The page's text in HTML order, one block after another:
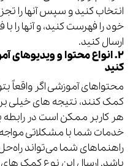
انتخاب کنید و سپس آنها را
خود را فهرست کنید، و آنها را
ارسال کنید.
۲. انواع محتوا و ویدیوهای
کنید
محتواهای آموزشی اگر واقعاً
کمک کنند، نتیجه های خیلی
هر کاربر ممکن است در رابطه
خدمات شما با مشکلاتی
راهنماهای شما می‌تواند